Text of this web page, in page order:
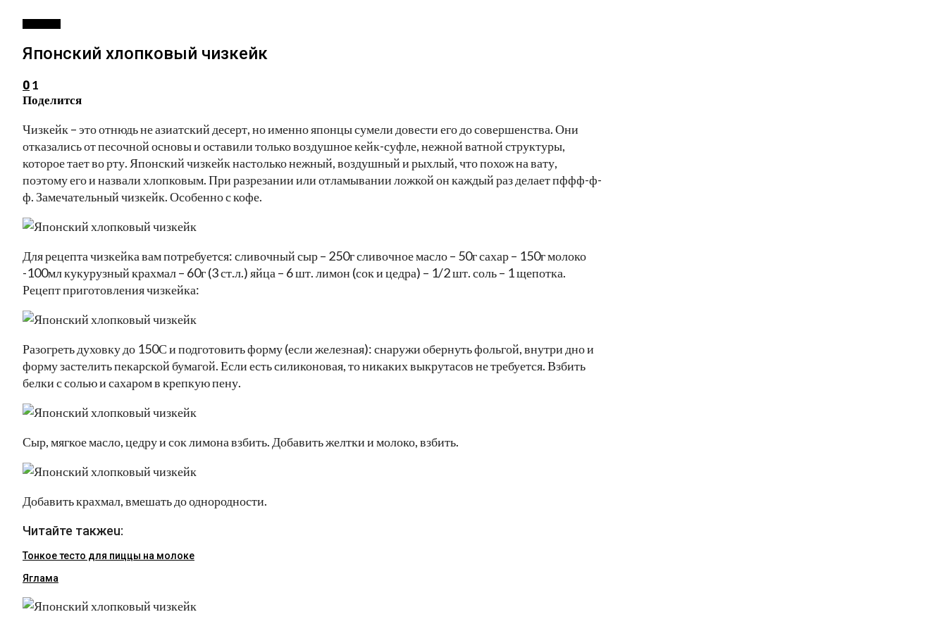
Японский хлопковый чизкейк
0 1
Поделится
Чизкейк – это отнюдь не азиатский десерт, но именно японцы сумели довести его до совершенства. Они
отказались от песочной основы и оставили только воздушное кейк-суфле, нежной ватной структуры,
которое тает во рту. Японский чизкейк настолько нежный, воздушный и рыхлый, что похож на вату,
поэтому его и назвали хлопковым. При разрезании или отламывании ложкой он каждый раз делает пффф-ф-
ф. Замечательный чизкейк. Особенно с кофе.
Для рецепта чизкейка вам потребуется: сливочный сыр – 250г сливочное масло – 50г сахар – 150г молоко
-100мл кукурузный крахмал – 60г (3 ст.л.) яйца – 6 шт. лимон (сок и цедра) – 1/2 шт. соль – 1 щепотка.
Рецепт приготовления чизкейка:
Разогреть духовку до 150С и подготовить форму (если железная): снаружи обернуть фольгой, внутри дно и
форму застелить пекарской бумагой. Если есть силиконовая, то никаких выкрутасов не требуется. Взбить
белки с солью и сахаром в крепкую пену.
Сыр, мягкое масло, цедру и сок лимона взбить. Добавить желтки и молоко, взбить.
Добавить крахмал, вмешать до однородности.
Читайте такжеu:
Тонкое тесто для пиццы на молоке
Яглама